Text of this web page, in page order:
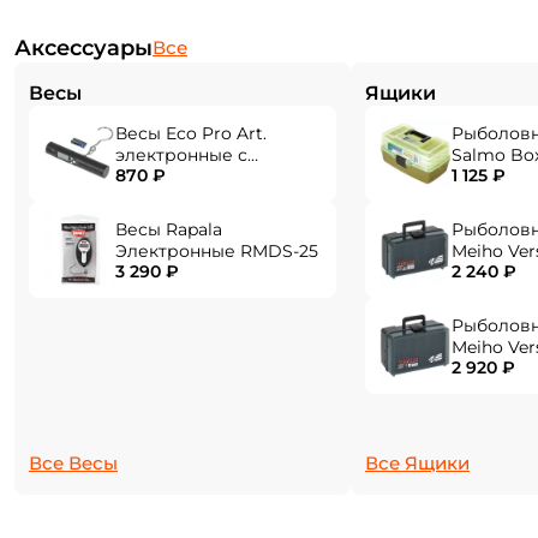
АксессуарыВсе
Весы
Весы Eco Pro Art.
электронные с
фонарем EPHN-40
870 ₽
Весы Rapala
Электронные RMDS-25
3 290 ₽
Все Весы
Ящики
Salmo
1 125 ₽
Meiho
2 240 ₽
Meiho
2 920 ₽
Все Ящики